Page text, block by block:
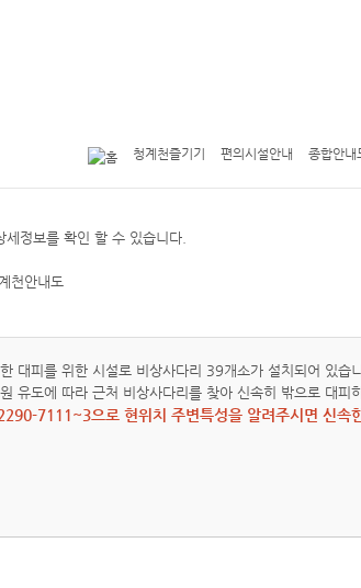
청계천즐기기 편의시설안내 종합안내
대피를 위한 시설로 비상사다리 39개소가 설치되어 있습
유도에 따라 근처 비상사다리를 찾아 신속히 밖으로 대피
7111~3으로 현위치 주변특성을 알려주시면 신속